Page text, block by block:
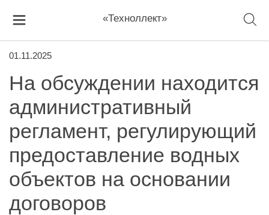
«Техноллект»
01.11.2025
На обсуждении находится
административный
регламент, регулирующий
предоставление водных
объектов на основании
договоров